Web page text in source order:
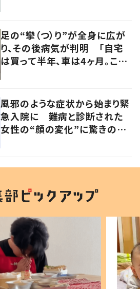
足の“攣（つ）り”が全身に広が
り、その後病気が判明 「自宅
は買って半年、車は4ヶ月。この
聞いた
風邪のような症状から始まり緊
急入院に 難病と診断された
女性の“顔の変化”に驚きの